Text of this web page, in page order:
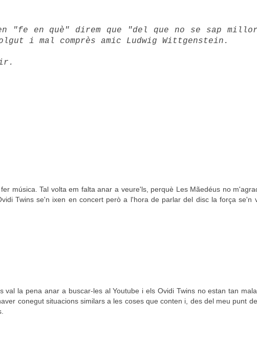
"fe en què" direm que "del que no se sap
i mal comprès amic Ludwig Wittgenstein.
música. Tal volta em falta anar a veure'ls, perquè Les Mãedéus no
Twins se'n ixen en concert però a l'hora de parlar del disc la força se'n
val la pena anar a buscar-les al Youtube i els Ovidi Twins no estan tan
conegut situacions similars a les coses que conten i, des del meu punt